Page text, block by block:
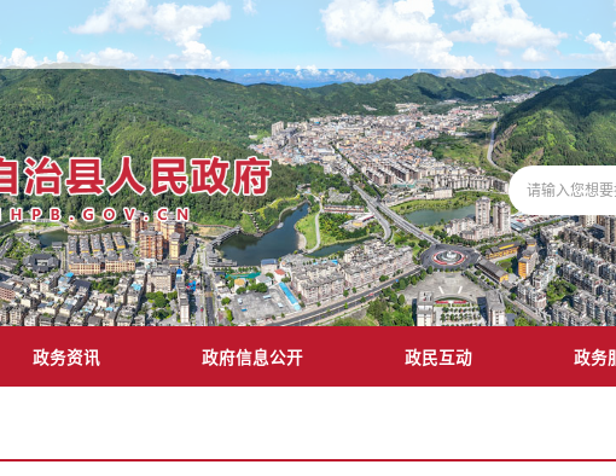
政务资讯 政府信息公开 政民互动 政务